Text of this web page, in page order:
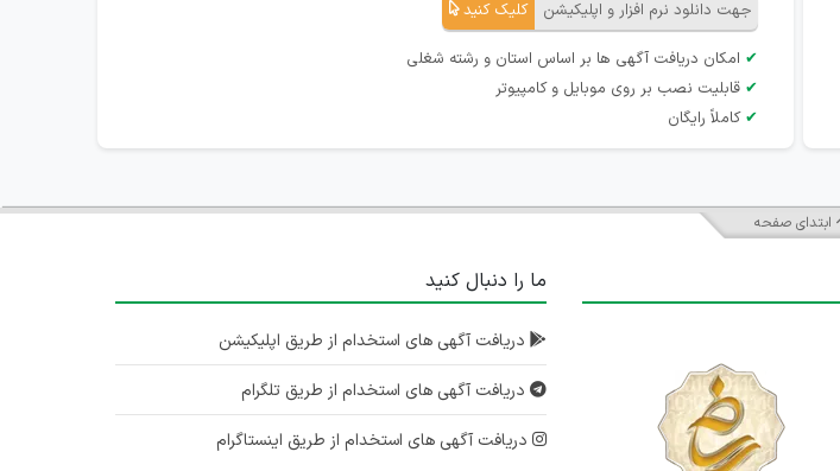
جهت دانلود نرم افزار و اپلیکیشن کلیک کنید
✔ امکان دریافت آگهی ها بر اساس استان و رشته شغلی
✔ قابلیت نصب بر روی موبایل و کامپیوتر
✔ کاملاً رایگان
ابتدای صفحه
ما را دنبال کنید
دریافت آگهی های استخدام از طریق اپلیکیشن
دریافت آگهی های استخدام از طریق تلگرام
دریافت آگهی های استخدام از طریق اینستاگرام